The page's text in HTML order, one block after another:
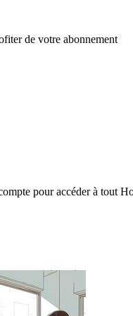
de votre abonnement
pour accéder à tout